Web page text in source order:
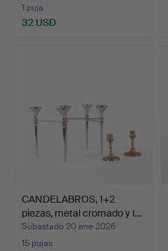
1 puja
32 USD
CANDELABROS, 1+2
piezas, metal cromado y l…
Subastado 20 ene 2026
15 pujas